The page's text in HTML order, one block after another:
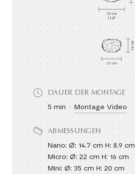
DAUER DER MONTAGE
5 min
Montage Video
ABMESSUNGEN
Nano: Ø: 14.7 cm H: 8.9 cm
Micro: Ø: 22 cm H: 16 cm
Mini: Ø: 35 cm H: 20 cm